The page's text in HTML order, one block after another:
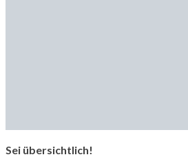
Sei übersichtlich!